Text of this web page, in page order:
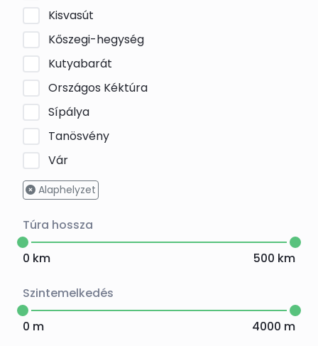
Kisvasút
Kőszegi-hegység
Kutyabarát
Országos Kéktúra
Sípálya
Tanösvény
Vár
Alaphelyzet
Túra hossza
0 km 500 km
Szintemelkedés
0 m 4000 m